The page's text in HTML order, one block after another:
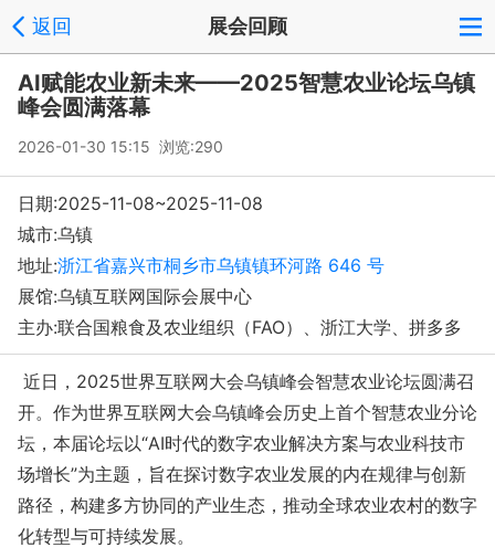
返回 展会回顾
AI赋能农业新未来——2025智慧农业论坛乌镇
峰会圆满落幕
2026-01-30 15:15 浏览:290
日期:2025-11-08~2025-11-08
城市:乌镇
地址:浙江省嘉兴市桐乡市乌镇镇环河路 646 号
展馆:乌镇互联网国际会展中心
主办:联合国粮食及农业组织（FAO）、浙江大学、拼多多
近日，2025世界互联网大会乌镇峰会智慧农业论坛圆满召
开。作为世界互联网大会乌镇峰会历史上首个智慧农业分论
坛，本届论坛以“AI时代的数字农业解决方案与农业科技市
场增长”为主题，旨在探讨数字农业发展的内在规律与创新
路径，构建多方协同的产业生态，推动全球农业农村的数字
化转型与可持续发展。